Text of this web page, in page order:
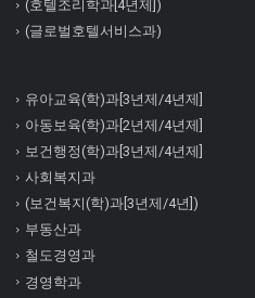
(호텔조리학과[4년제])
(글로벌호텔서비스과)
유아교육(학)과[3년제/4년제]
아동보육(학)과[2년제/4년제]
보건행정(학)과[3년제/4년제]
사회복지과
(보건복지(학)과[3년제/4년])
부동산과
철도경영과
경영학과